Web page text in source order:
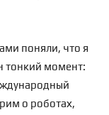
поняли, что я
тонкий момент:
о роботах,